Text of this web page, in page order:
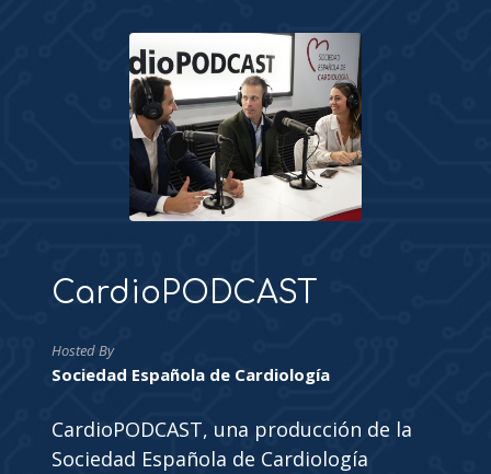
CardioPODCAST
Hosted By
Sociedad Española de Cardiología
CardioPODCAST, una producción de la
Sociedad Española de Cardiología